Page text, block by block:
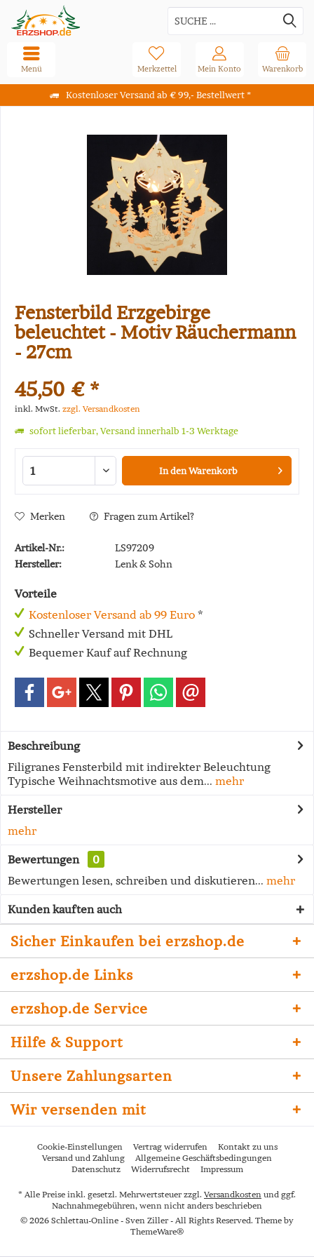
Kostenloser Versand ab € 99,- Bestellwert *
Warenkorb
Merkzettel Mein Konto
Menü
Fensterbild Erzgebirge
beleuchtet - Motiv Räuchermann
- 27cm
45,50 € *
inkl. MwSt. zzgl. Versandkosten
sofort lieferbar, Versand innerhalb 1-3 Werktage
In denWarenkorb
Merken Fragen zum Artikel?
Artikel-Nr.:
LS97209
Hersteller:
Lenk & Sohn
Vorteile
Kostenloser Versand ab 99 Euro *
Schneller Versand mit DHL
Bequemer Kauf auf Rechnung
Beschreibung
Filigranes Fensterbild mit indirekter Beleuchtung
Typische Weihnachtsmotive aus dem... mehr
Hersteller
mehr
Bewertungen
0
Bewertungen lesen, schreiben und diskutieren... mehr
Kunden kauften auch
Sicher Einkaufen bei erzshop.de
erzshop.de Links
erzshop.de Service
Hilfe & Support
Unsere Zahlungsarten
Wir versenden mit
Cookie-Einstellungen Vertrag widerrufen
Kontakt zu uns
Versand und Zahlung
Allgemeine Geschäftsbedingungen
Datenschutz
Widerrufsrecht Impressum
* Alle Preise inkl. gesetzl. Mehrwertsteuer zzgl. Versandkosten und ggf.
Nachnahmegebühren, wenn nicht anders beschrieben
© 2026 Schlettau-Online - Sven Ziller - All Rights Reserved. Theme by
ThemeWare®